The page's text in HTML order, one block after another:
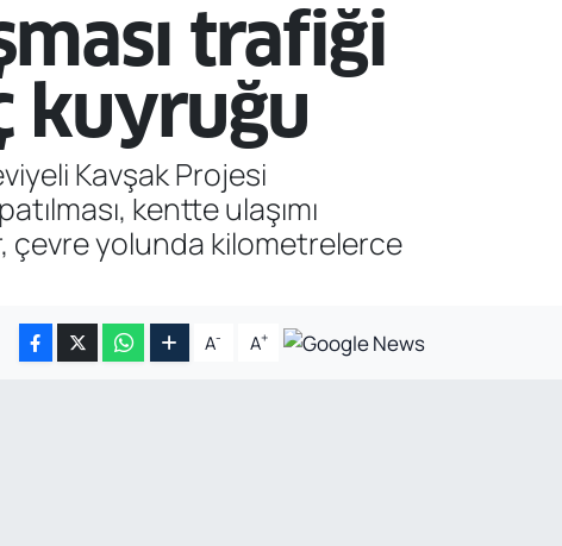
trafiği
kuyruğu
Kavşak Projesi
kentte ulaşımı
yolunda kilometrelerce
A- A+